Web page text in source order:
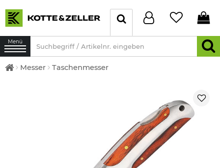
Menü
Messer Taschenmesser